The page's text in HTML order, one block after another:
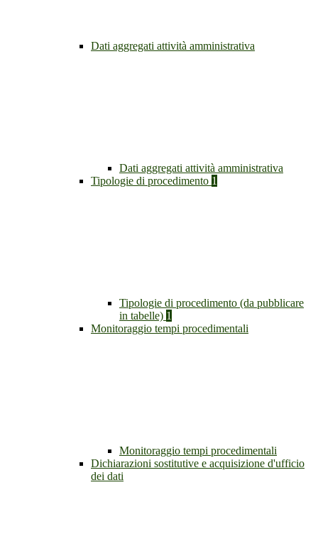
Dati aggregati attività amministrativa
Dati aggregati attività amministrativa
Tipologie di procedimento 1
Tipologie di procedimento (da pubblicare
in tabelle) 1
Monitoraggio tempi procedimentali
Monitoraggio tempi procedimentali
Dichiarazioni sostitutive e acquisizione d'ufficio
dei dati